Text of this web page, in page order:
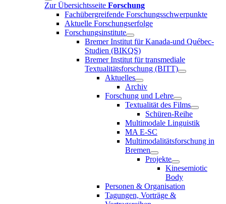
Zur Übersichtsseite Forschung
Fachübergreifende Forschungsschwerpunkte
Aktuelle Forschungserfolge
Forschungsinstitute
Bremer Institut für Kanada-und Québec-
Studien (BIKQS)
Bremer Institut für transmediale
Textualitätsforschung (BITT)
Aktuelles
Archiv
Forschung und Lehre
Textualität des Films
Schüren-Reihe
Multimodale Linguistik
MA E-SC
Multimodalitätsforschung in
Bremen
Projekte
Kinesemiotic
Body
Personen & Organisation
Tagungen, Vorträge &